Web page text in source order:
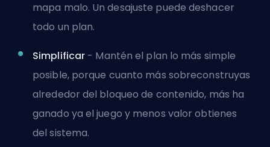
mapa malo. Un desajuste puede deshacer
todo un plan.
Simplificar - Mantén el plan lo más simple
posible, porque cuanto más sobreconstruyas
alrededor del bloqueo de contenido, más ha
ganado ya el juego y menos valor obtienes
del sistema.